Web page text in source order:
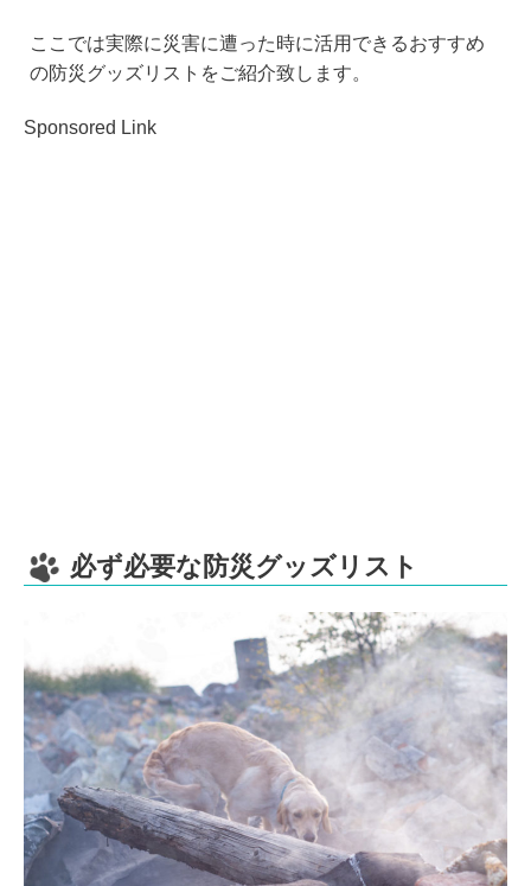
ここでは実際に災害に遭った時に活用できるおすすめ
の防災グッズリストをご紹介致します。
Sponsored Link
必ず必要な防災グッズリスト